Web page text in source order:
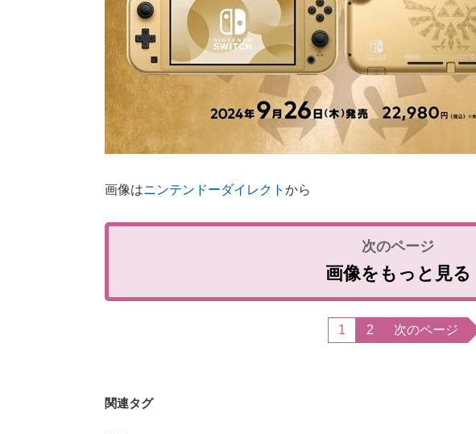
画像はニンテンドーダイレクト から
画像をもっと見る
1 2 次のページ
関連タグ